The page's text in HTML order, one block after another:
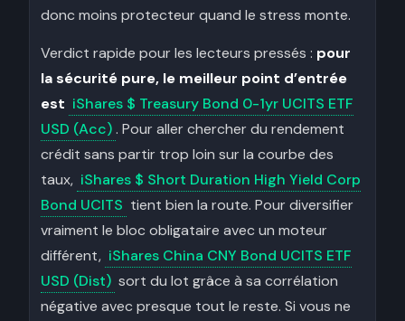
donc moins protecteur quand le stress monte.
Verdict rapide pour les lecteurs pressés : pour
la sécurité pure, le meilleur point d’entrée
est iShares $ Treasury Bond 0-1yr UCITS ETF
USD (Acc). Pour aller chercher du rendement
crédit sans partir trop loin sur la courbe des
taux, iShares $ Short Duration High Yield Corp
Bond UCITS tient bien la route. Pour diversifier
vraiment le bloc obligataire avec un moteur
différent, iShares China CNY Bond UCITS ETF
USD (Dist) sort du lot grâce à sa corrélation
négative avec presque tout le reste. Si vous ne